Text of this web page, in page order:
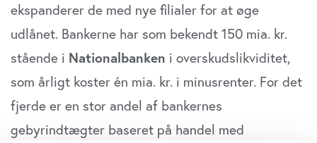
ekspanderer de med nye filialer for at øge
udlånet. Bankerne har som bekendt 150 mia. kr.
stående i Nationalbanken i overskudslikviditet,
som årligt koster én mia. kr. i minusrenter. For det
fjerde er en stor andel af bankernes
gebyrindtægter baseret på handel med